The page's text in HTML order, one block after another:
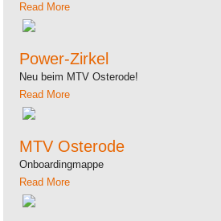
Read More
Power-Zirkel
Neu beim MTV Osterode!
Read More
MTV Osterode
Onboardingmappe
Read More